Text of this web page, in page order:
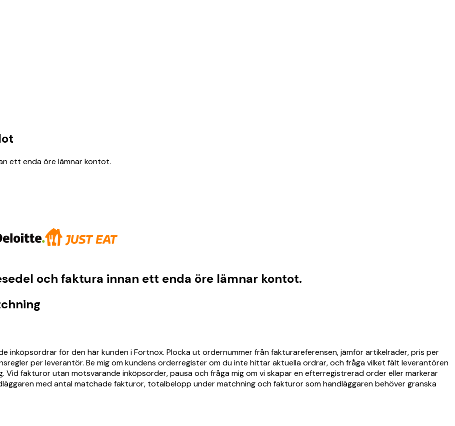
ett enda öre lämnar kontot.
och faktura innan ett enda öre lämnar kontot.
inköpsordrar för den här kunden i Fortnox. Plocka ut ordernummer från fakturareferensen, jämför artikelrader, pris per
per leverantör. Be mig om kundens orderregister om du inte hittar aktuella ordrar, och fråga vilket fält leverantören
fakturor utan motsvarande inköpsorder, pausa och fråga mig om vi skapar en efterregistrerad order eller markerar
med antal matchade fakturor, totalbelopp under matchning och fakturor som handläggaren behöver granska